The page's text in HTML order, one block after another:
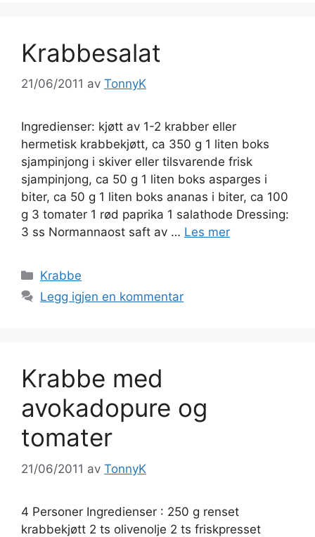
Krabbesalat
21/06/2011 av TonnyK
Ingredienser: kjøtt av 1-2 krabber eller
hermetisk krabbekjøtt, ca 350 g 1 liten boks
sjampinjong i skiver eller tilsvarende frisk
sjampinjong, ca 50 g 1 liten boks asparges i
biter, ca 50 g 1 liten boks ananas i biter, ca 100
g 3 tomater 1 rød paprika 1 salathode Dressing:
3 ss Normannaost saft av … Les mer
Kategorier
Krabbe
Legg igjen en kommentar
Krabbe med
avokadopure og
tomater
21/06/2011 av TonnyK
4 Personer Ingredienser : 250 g renset
krabbekjøtt 2 ts olivenolje 2 ts friskpresset